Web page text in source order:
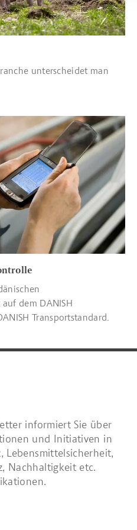
unterscheidet man
dem DANISH
Transportstandard.
und Kontrolle
informiert Sie über
und Initiativen in
Lebensmittelsicherheit,
Nachhaltigkeit etc.